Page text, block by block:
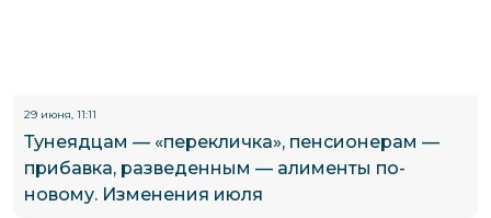
29 июня, 11:11
Тунеядцам — «перекличка», пенсионерам —
прибавка, разведенным — алименты по-
новому. Изменения июля